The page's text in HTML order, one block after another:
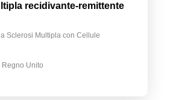
recidivante-remittente
Sclerosi Multipla con Cellule
Unito